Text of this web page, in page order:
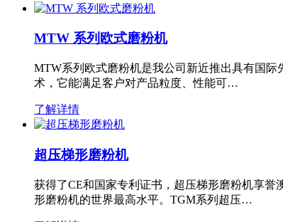
MTW 系列欧式磨粉机
MTW系列欧式磨粉机是我公司新近推出具有国
术，它能满足客户对产品粒度、性能可…
了解详情
超压梯形磨粉机
获得了CE和国家专利证书，超压梯形磨粉机享
形磨粉机的世界最高水平。TGM系列超压…